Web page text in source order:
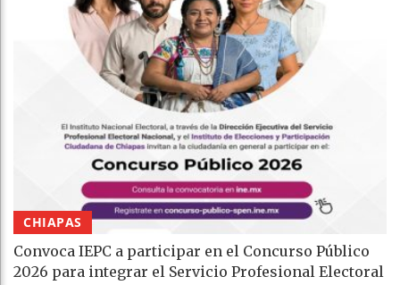
CHIAPAS
Convoca IEPC a participar en el Concurso Público
2026 para integrar el Servicio Profesional Electoral